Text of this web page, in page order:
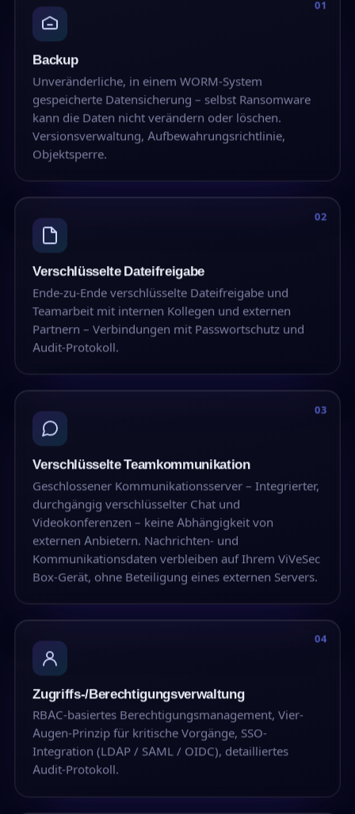
01
Backup
Unveränderliche, in einem WORM-System
gespeicherte Datensicherung – selbst Ransomware
kann die Daten nicht verändern oder löschen.
Versionsverwaltung, Aufbewahrungsrichtlinie,
Objektsperre.
02
Verschlüsselte Dateifreigabe
Ende-zu-Ende verschlüsselte Dateifreigabe und
Teamarbeit mit internen Kollegen und externen
Partnern – Verbindungen mit Passwortschutz und
Audit-Protokoll.
03
Verschlüsselte Teamkommunikation
Geschlossener Kommunikationsserver – Integrierter,
durchgängig verschlüsselter Chat und
Videokonferenzen – keine Abhängigkeit von
externen Anbietern. Nachrichten- und
Kommunikationsdaten verbleiben auf Ihrem ViVeSec
Box-Gerät, ohne Beteiligung eines externen Servers.
04
Zugriffs-/Berechtigungsverwaltung
RBAC-basiertes Berechtigungsmanagement, Vier-
Augen-Prinzip für kritische Vorgänge, SSO-
Integration (LDAP / SAML / OIDC), detailliertes
Audit-Protokoll.